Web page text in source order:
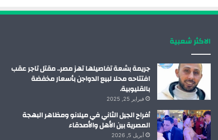
م
الاكثر شعبية
جريمة بشعة تفاصيلها تهز مصر.. مقتل تاجر عقب
افتتاحه محلا لبيع الدواجن بأسعار مخفضة
بالقليوبية.
فبراير 25, 2025
أفراح الجيل الثاني في ميلانو ومظاهر البهجة
المصرية بين الأهل والأصدقاء
أبريل 5, 2026